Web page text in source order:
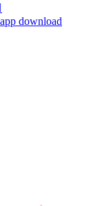
download